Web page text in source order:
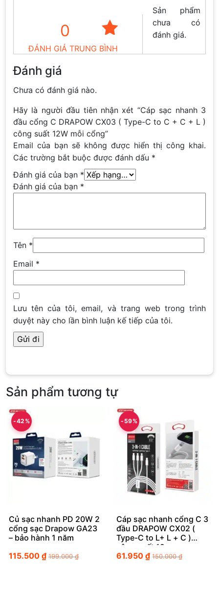
0
ĐÁNH GIÁ TRUNG BÌNH
Sản phẩm
chưa có
đánh giá.
Đánh giá
Chưa có đánh giá nào.
Hãy là người đầu tiên nhận xét “Cáp sạc nhanh 3
đầu cổng C DRAPOW CX03 ( Type-C to C + C + L )
công suất 12W mỗi cổng”
Email của bạn sẽ không được hiển thị công khai.
Các trường bắt buộc được đánh dấu *
Đánh giá của bạn *
Đánh giá của bạn *
Tên *
Email *
Lưu tên của tôi, email, và trang web trong trình
duyệt này cho lần bình luận kế tiếp của tôi.
Sản phẩm tương tự
-42%
Củ sạc nhanh PD 20W 2
cổng sạc Drapow GA23
– bảo hành 1 năm
115.500 ₫ 199.000₫
-59%
Cáp sạc nhanh cổng C 3
đầu DRAPOW CX02 (
Type-C to L+ L + C )
công suất 12w
61.950₫ 150.000₫